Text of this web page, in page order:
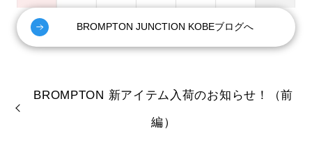
BROMPTON JUNCTION KOBEブログへ
BROMPTON 新アイテム入荷のお知らせ！（前
編）